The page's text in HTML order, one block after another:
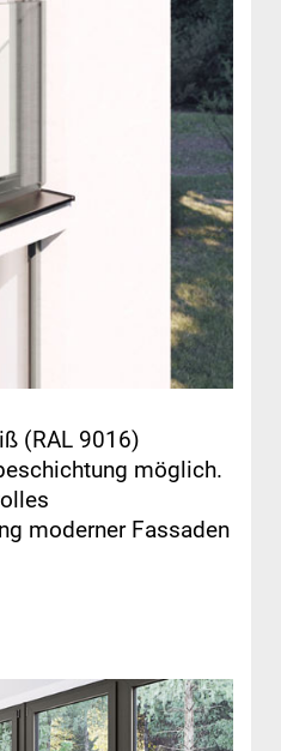
(RAL 9016)
möglich.
moderner Fassaden